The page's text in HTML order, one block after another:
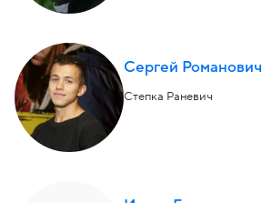
Сергей Романович
Степка Раневич